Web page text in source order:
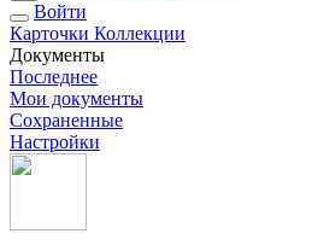
Войти
Карточки Коллекции
Документы
Последнее
Мои документы
Сохраненные
Настройки